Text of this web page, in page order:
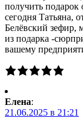
получить подарок
сегодня Татьяна,
Белёвский зефир,
из подарка -
вашему
Елена:
21.06.2025 в 21:21